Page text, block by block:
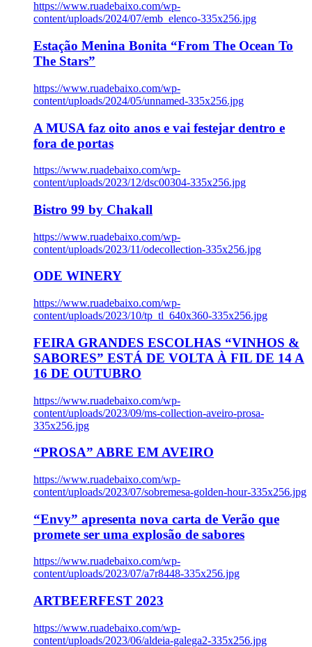
https://www.ruadebaixo.com/wp-
content/uploads/2024/07/emb_elenco-335x256.jpg
Estação Menina Bonita “From The Ocean To
The Stars”
https://www.ruadebaixo.com/wp-
content/uploads/2024/05/unnamed-335x256.jpg
A MUSA faz oito anos e vai festejar dentro e
fora de portas
https://www.ruadebaixo.com/wp-
content/uploads/2023/12/dsc00304-335x256.jpg
Bistro 99 by Chakall
https://www.ruadebaixo.com/wp-
content/uploads/2023/11/odecollection-335x256.jpg
ODE WINERY
https://www.ruadebaixo.com/wp-
content/uploads/2023/10/tp_tl_640x360-335x256.jpg
FEIRA GRANDES ESCOLHAS “VINHOS &
SABORES” ESTÁ DE VOLTA À FIL DE 14 A
16 DE OUTUBRO
https://www.ruadebaixo.com/wp-
content/uploads/2023/09/ms-collection-aveiro-prosa-
335x256.jpg
“PROSA” ABRE EM AVEIRO
https://www.ruadebaixo.com/wp-
content/uploads/2023/07/sobremesa-golden-hour-335x256.jpg
“Envy” apresenta nova carta de Verão que
promete ser uma explosão de sabores
https://www.ruadebaixo.com/wp-
content/uploads/2023/07/a7r8448-335x256.jpg
ARTBEERFEST 2023
https://www.ruadebaixo.com/wp-
content/uploads/2023/06/aldeia-galega2-335x256.jpg